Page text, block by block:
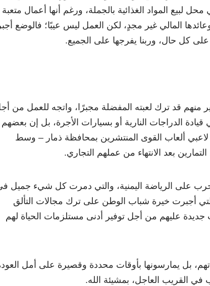
لبيع المواد الغذائية بالجملة، ورغم أنها أعمال متعبة
المالي غير مجدٍ، لكن العمل ليس عيبًا؛ فالوضع
كل حال، وربنا يفرجها على الجميع.
منهم قد ترك لعبته المفضلة مجبرًا، واتجه للعمل من
الدراجات النارية أو بسيارات الأجرة، بل إن بعضهم
ألعاب القوى المنتشرين بمحافظة ذمار – وسط
بعد الانتهاء من عملهم التجاري.
على الرياضة اليمنية، والتي دمرت كل شيء جميل
أجبرت خيرة شباب الوطن على ترك مجالات التألق
جديدة عليهم من أجل توفير أدنى مستلزمات الحياة لهم
بل يمارسونها بأوقات محددة وقصيرة على أمل
في القريب العاجل، بمشيئة الله.